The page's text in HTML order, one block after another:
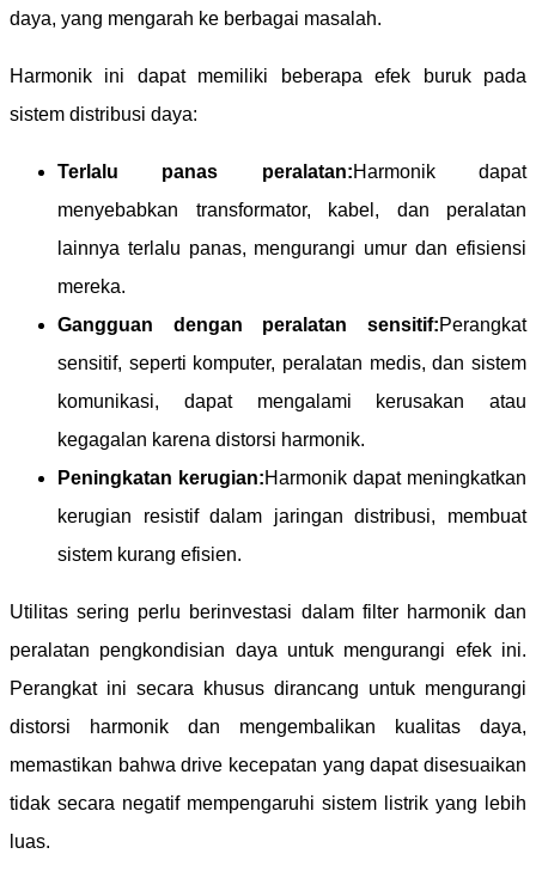
daya, yang mengarah ke berbagai masalah.
Harmonik ini dapat memiliki beberapa efek buruk pada
sistem distribusi daya:
Terlalu panas peralatan:Harmonik dapat
menyebabkan transformator, kabel, dan peralatan
lainnya terlalu panas, mengurangi umur dan efisiensi
mereka.
Gangguan dengan peralatan sensitif:Perangkat
sensitif, seperti komputer, peralatan medis, dan sistem
komunikasi, dapat mengalami kerusakan atau
kegagalan karena distorsi harmonik.
Peningkatan kerugian:Harmonik dapat meningkatkan
kerugian resistif dalam jaringan distribusi, membuat
sistem kurang efisien.
Utilitas sering perlu berinvestasi dalam filter harmonik dan
peralatan pengkondisian daya untuk mengurangi efek ini.
Perangkat ini secara khusus dirancang untuk mengurangi
distorsi harmonik dan mengembalikan kualitas daya,
memastikan bahwa drive kecepatan yang dapat disesuaikan
tidak secara negatif mempengaruhi sistem listrik yang lebih
luas.